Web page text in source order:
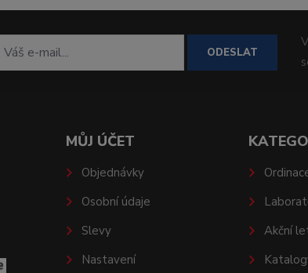
ODESLAT
MŮJ ÚČET
Objednávky
Osobní údaje
Slevy
Nastavení
Akční